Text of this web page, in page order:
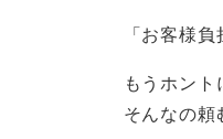
「お客様
もうホント
そんなの頼